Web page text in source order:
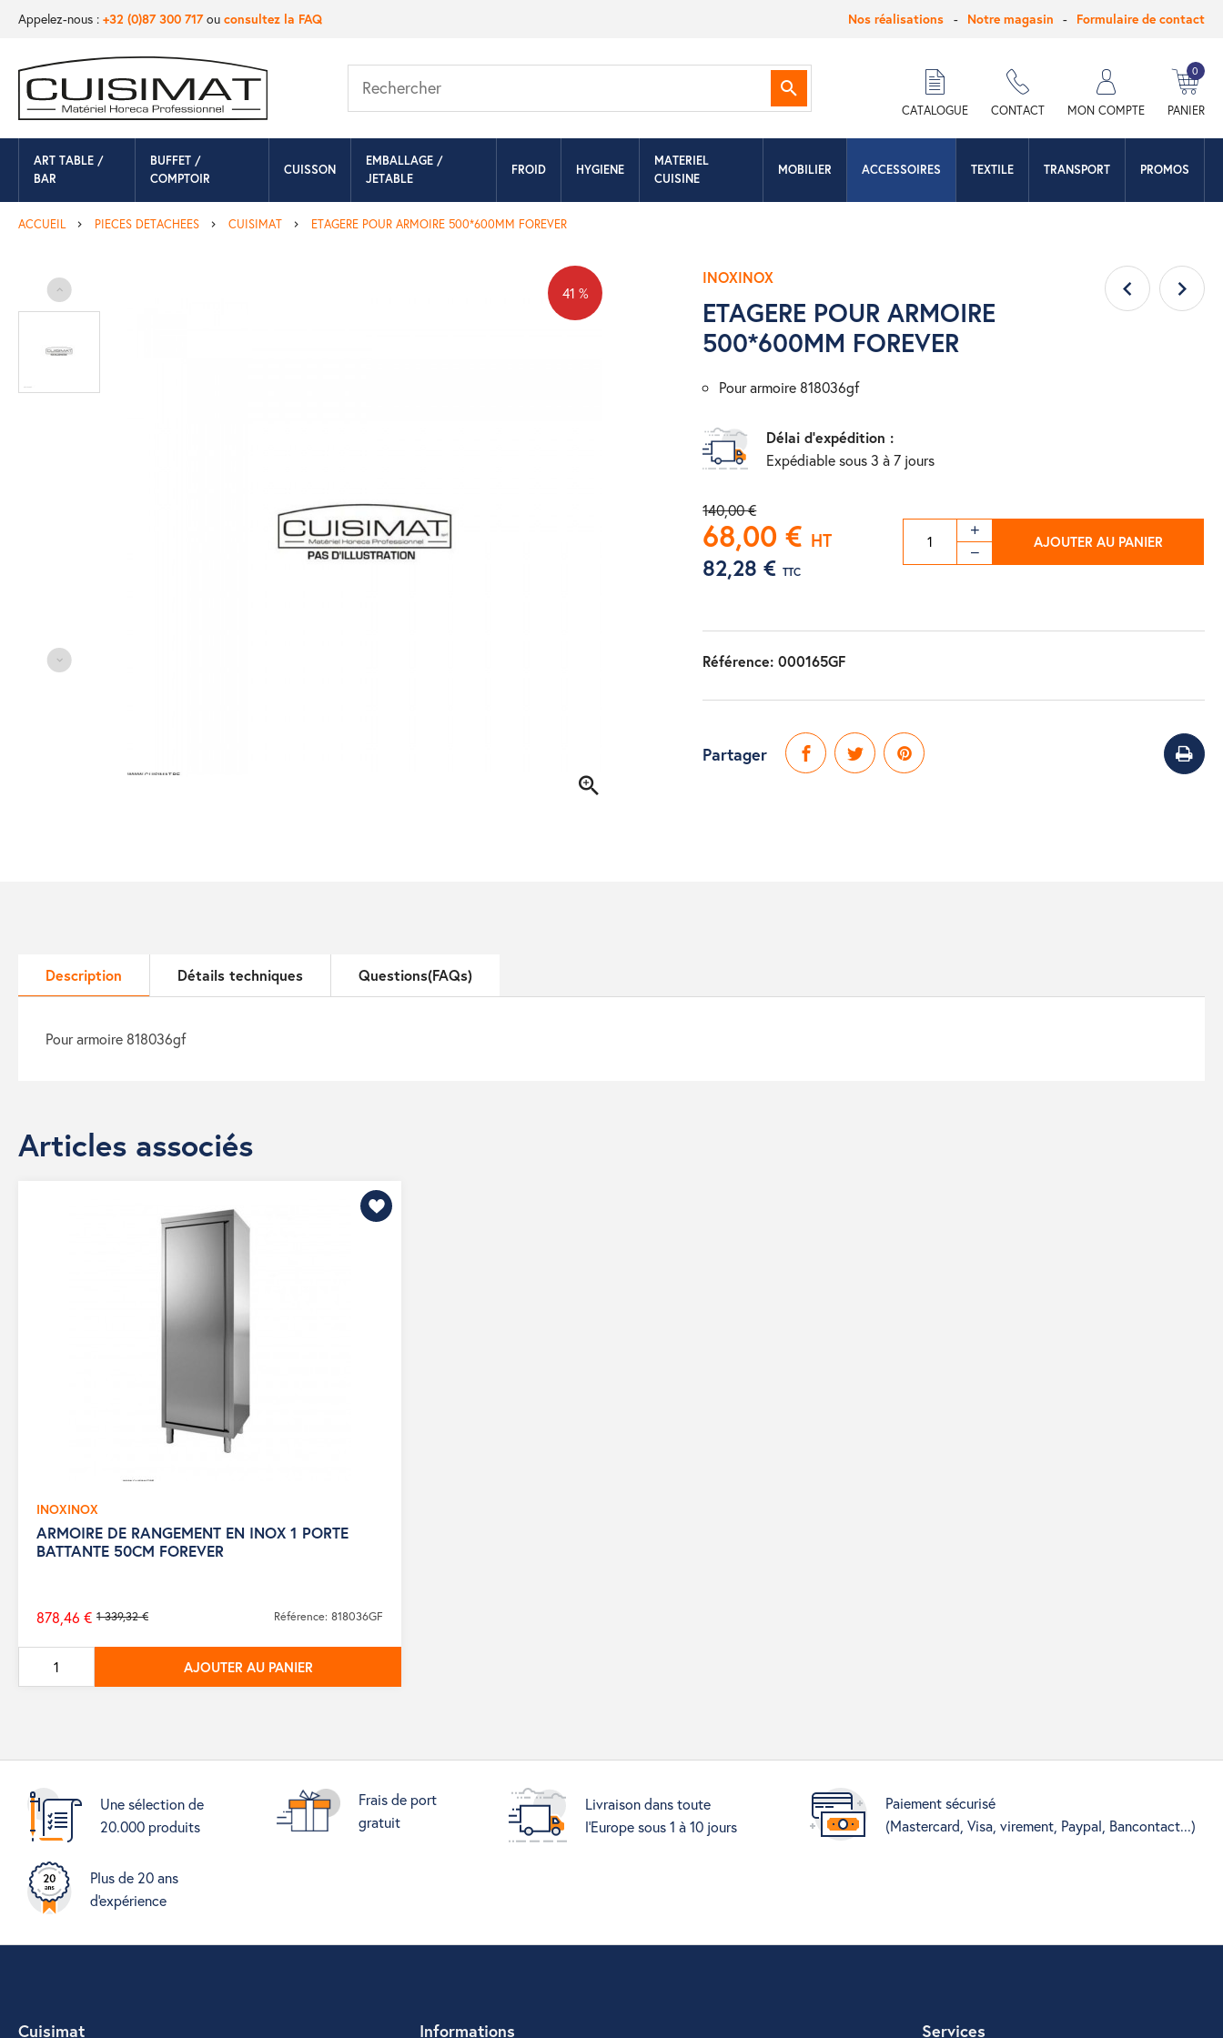
Appelez-nous : +32 (0)87 300 717ou consultez la FAQ Nos réalisations Notre magasin Formulaire de contact
Rechercher
CATALOGUE CONTACT MON COMPTE PANIER
0
ART TABLE /
BAR
BUFFET /
COMPTOIR
CUISSON
EMBALLAGE /
JETABLE
FROID HYGIENE
MATERIEL
CUISINE
MOBILIER ACCESSOIRES TEXTILE TRANSPORT PROMOS
ACCUEIL PIECES DETACHEES CUISIMAT ETAGERE POUR ARMOIRE 500*600MM FOREVER
41 %
INOXINOX
ETAGERE POUR ARMOIRE
500*600MM FOREVER
pour armoire 818036gf
Délai d'expédition :
Expédiable sous 3 à 7 jours
140,00 €
68,00 € HT
82,28 € TTC
AJOUTER AU PANIER
Référence:000165GF
Partager
Description Détails techniques Questions(FAQs)
pour armoire 818036gf
Articles associés
INOXINOX
ARMOIRE DE RANGEMENT EN INOX 1 PORTE
BATTANTE 50CM FOREVER
Prix
de
base
1 339,32 €
878,46 € Référence: 818036GF
AJOUTER AU PANIER
Une sélection de
20.000 produits
Frais de port
gratuit
Livraison dans toute
l'Europe sous 1 à 10 jours
Paiement sécurisé
(Mastercard, Visa, virement, Paypal, Bancontact...)
Plus de 20 ans
d'expérience
Cuisimat Informations Services